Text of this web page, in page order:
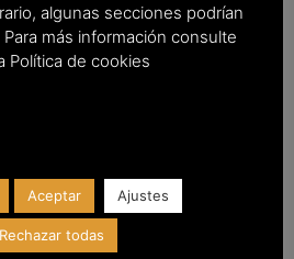
Devolución &
Cancelación
32, la Vall d’Uixó
algunas secciones podrían
más información consulte
Política de cookies
Aceptar Ajustes
Rechazar todas